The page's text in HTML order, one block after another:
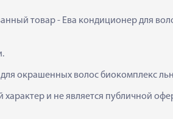
товар - Ева кондиционер для
окрашенных волос биокомплекс
и не является публичной